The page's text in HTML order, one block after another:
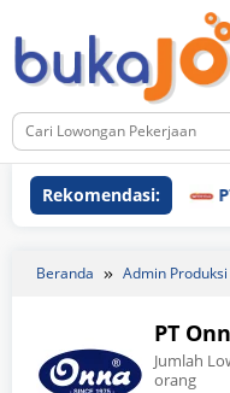
ke
konten
Rekomendasi: PT
Beranda Admin Produksi
PT
Jumlah
orang